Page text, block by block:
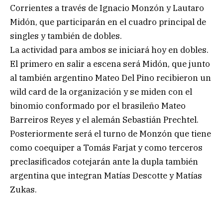
Corrientes a través de Ignacio Monzón y Lautaro
Midón, que participarán en el cuadro principal de
singles y también de dobles.
La actividad para ambos se iniciará hoy en dobles.
El primero en salir a escena será Midón, que junto
al también argentino Mateo Del Pino recibieron un
wild card de la organización y se miden con el
binomio conformado por el brasileño Mateo
Barreiros Reyes y el alemán Sebastián Prechtel.
Posteriormente será el turno de Monzón que tiene
como coequiper a Tomás Farjat y como terceros
preclasificados cotejarán ante la dupla también
argentina que integran Matías Descotte y Matías
Zukas.